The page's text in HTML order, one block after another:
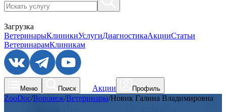
Загрузка
ВетеринарыКлиникиУслугиДиагностикаАкцииСтатьи
ВетеринарамКлиникам
Меню Поиск Акции Профиль
ZooDoc/Воронеж/Ветеринары/Новик Галина Владимировна